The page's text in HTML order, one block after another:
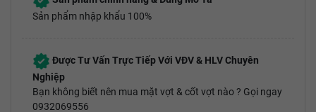
Sản phẩm nhập khẩu 100%
Được Tư Vấn Trực Tiếp Với VĐV & HLV Chuyên
Nghiệp
Bạn không biết nên mua mặt vợt & cốt vợt nào ? Gọi ngay
0932069556